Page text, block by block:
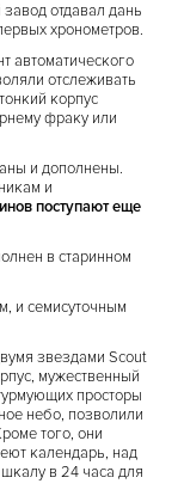
отдавал дань
хронометров.
автоматического
отслеживать
корпус
фраку или
и дополнены.
и
поступают еще
в старинном
и семисуточным
звездами Scout
мужественный
просторы
небо, позволили
того, они
календарь, над
в 24 часа для